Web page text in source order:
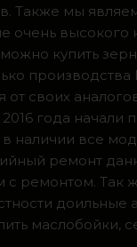
Также мы
купить
от своих
года
в наличии все
ремонт
ремонтом. Так
маслобойки,